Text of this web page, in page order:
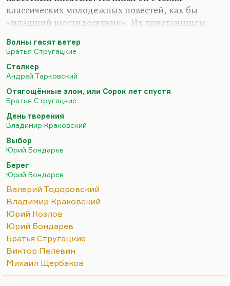
классических молодежных повестей, как бы
«младший шестидесятник». Их пристанищем
аксеновские традиции, но уже без Аксенова. У
Краковского была экранизированная,
молодежная, очень стебная повесть «Какая у вас
улыбка». Было несколько повестей для научной
молодежи. Потом он написал «День творения» –
роман, который не столько за крамолу, сколько за
формальную изощренность получил звездюлей в
советской прессе. Но очень быстро настала
Перестройка. Краковский во Владимире жил,…
Волны гасят ветер
Братья Стругацкие
Сталкер
Андрей Тарковский
Отягощённые злом, или Сорок лет спустя
Братья Стругацкие
День творения
Владимир Краковский
Выбор
Юрий Бондарев
Берег
Юрий Бондарев
Валерий Тодоровский
Владимир Краковский
Юрий Козлов
Юрий Бондарев
Братья Стругацкие
Виктор Пелевин
Михаил Щербаков